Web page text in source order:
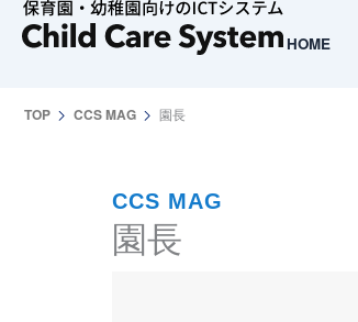
HOME
TOP CCS MAG 園長
CCS MAG
園長